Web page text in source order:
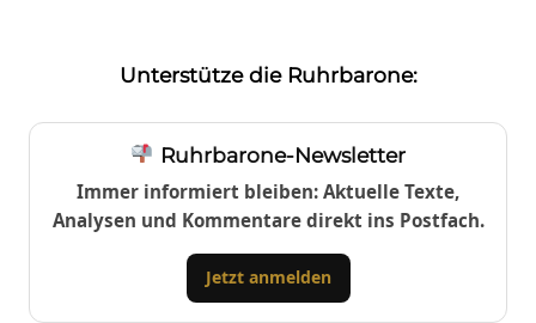
Unterstütze die Ruhrbarone:
Ruhrbarone-Newsletter
Immer informiert bleiben: Aktuelle Texte,
Analysen und Kommentare direkt ins Postfach.
Jetzt anmelden